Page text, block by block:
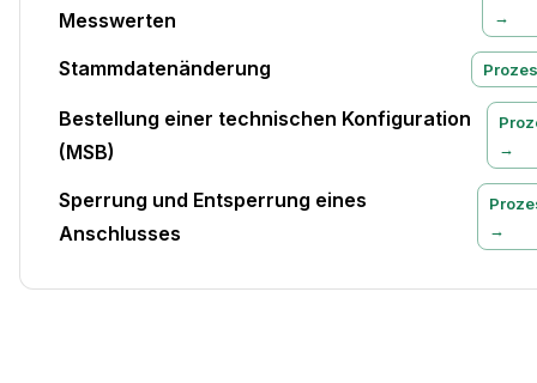
Messwerten
→
Stammdatenänderung
Bestellung einer technischen Konfiguration
(MSB)
→
Sperrung und Entsperrung eines
Anschlusses
→